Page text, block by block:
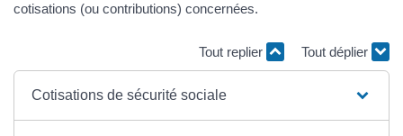
cotisations (ou contributions) concernées.
Tout replier Tout déplier
Cotisations de sécurité sociale